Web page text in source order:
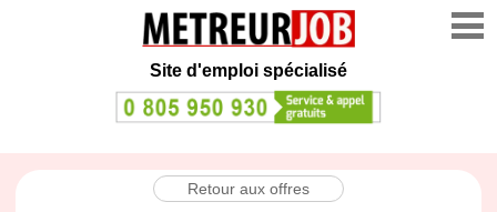
Site d'emploi spécialisé
Retour aux offres